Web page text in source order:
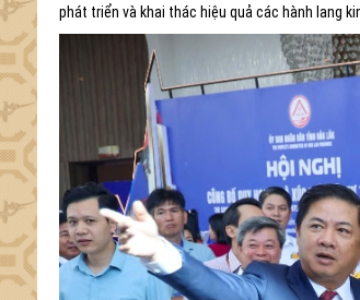
phát triển và khai thác hiệu quả các hành lang